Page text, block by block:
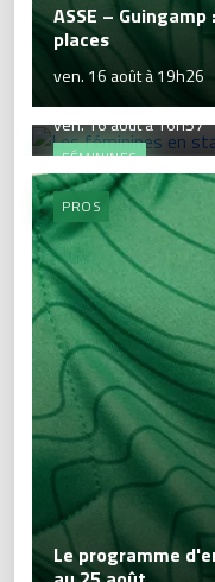
ASSE –
places
ven. 16 août à 19h26
FÉMININES
Les féminines en
ven. 16 août à 16h57
PROS
Le programme